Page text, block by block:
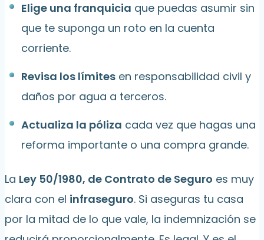
Elige una franquicia que puedas asumir sin
que te suponga un roto en la cuenta
corriente.
Revisa los límites en responsabilidad civil y
daños por agua a terceros.
Actualiza la póliza cada vez que hagas una
reforma importante o una compra grande.
La Ley 50/1980, de Contrato de Seguro es muy
clara con el infraseguro. Si aseguras tu casa
por la mitad de lo que vale, la indemnización se